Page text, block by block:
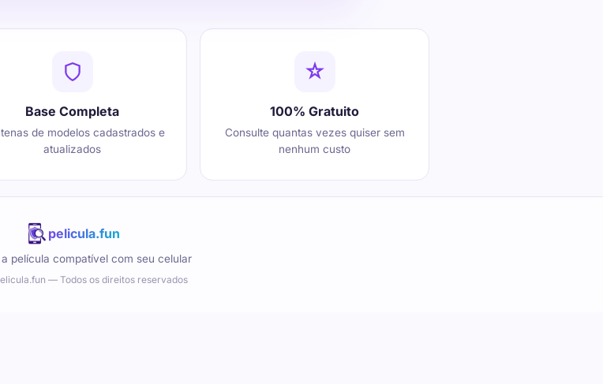
Base Completa
de modelos cadastrados e
atualizados
100% Gratuito
Consulte quantas vezes quiser sem
nenhum custo
pelicula.fun
a película compatível com seu celular
— Todos os direitos reservados